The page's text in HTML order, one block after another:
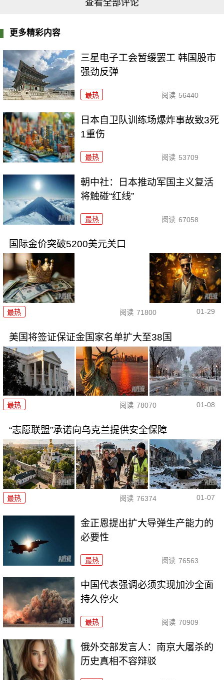
查看全部评论
更多精彩内容
三星电子工会暂缓罢工 韩国股市
强劲反弹
最热 阅读 56440
日本自卫队训练场爆炸事故致3死
1重伤
最热 阅读 53709
朝中社：日本推动军国主义复活
将触碰“红线”
最热 阅读 67058
国际金价突破5200美元关口
最热 阅读 71800 01-29
美国将签证保证金国家名单扩大至38国
最热 阅读 78070 01-08
“志愿联盟”承诺向乌克兰提供安全保障
最热 阅读 76374 01-07
金正恩提出扩大导弹生产能力的
必要性
最热 阅读 76563
中国代表强调必须实现加沙全面
持久停火
最热 阅读 70909
俄外交部发言人：南京大屠杀的
历史真相不容辩驳